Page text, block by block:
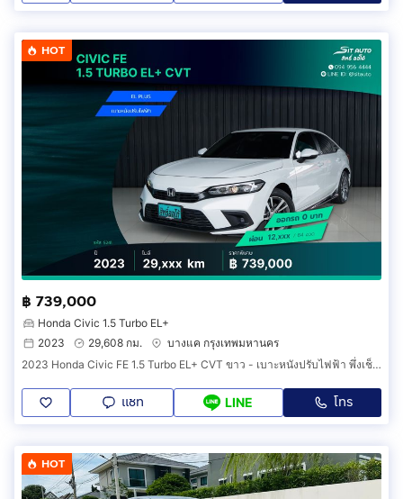
HOT
฿ 739,000
Honda Civic 1.5 Turbo EL+
2023
29,608 กม.
บางแค กรุงเทพมหานคร
2023 Honda Civic FE 1.5 Turbo EL+ CVT ขาว - เบาะหนังปรับไฟฟ้า พึ่งเช็คระยะ ประวัติครบ ฮอนด้า ซีวิค รถสวย รถบ้าน เจ้าของขายเอง ฟรีดาวน์
แชท LINE โทร
HOT